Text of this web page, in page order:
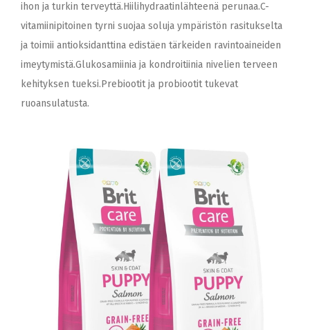
ihon ja turkin terveyttä.Hiilihydraatinlähteenä perunaa.C-
vitamiinipitoinen tyrni suojaa soluja ympäristön rasitukselta
ja toimii antioksidanttina edistäen tärkeiden ravintoaineiden
imeytymistä.Glukosamiinia ja kondroitiinia nivelien terveen
kehityksen tueksi.Prebiootit ja probiootit tukevat
ruoansulatusta.